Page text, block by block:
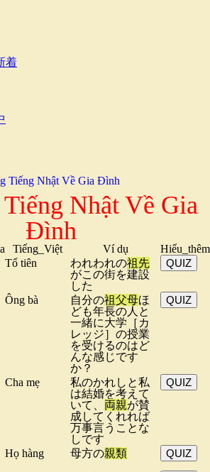
着
Tiếng Nhật Về Gia Đình
Nhật Về Gia
Đình
Tiếng_Việt Ví dụ
Hiểu_thêm
Tổ tiên われわれの祖先
がこの街を建設
した
QUIZ
Ông bà 自分の祖父母ほ
ども年長の人と
一緒に大学［カ
レッジ］の授業
を受けるのはど
んな感じです
か？
QUIZ
Cha mẹ
私のかれしと私
は結婚を考えて
いて、 両親が賛
成してくれれば
万事言うことな
しです
QUIZ
Họ hàng 母方の親類 QUIZ